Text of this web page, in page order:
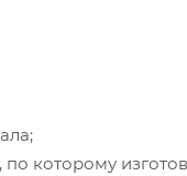
которому